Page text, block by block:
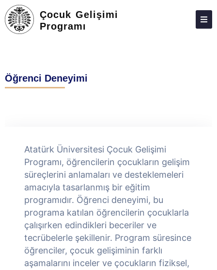
Çocuk Gelişimi
Programı
LISANSÜSTÜ
İLETIŞIM
Öğrenci Deneyimi
Atatürk Üniversitesi Çocuk Gelişimi
Programı, öğrencilerin çocukların gelişim
süreçlerini anlamaları ve desteklemeleri
amacıyla tasarlanmış bir eğitim
programıdır. Öğrenci deneyimi, bu
programa katılan öğrencilerin çocuklarla
çalışırken edindikleri beceriler ve
tecrübelerle şekillenir. Program süresince
öğrenciler, çocuk gelişiminin farklı
aşamalarını inceler ve çocukların fiziksel,